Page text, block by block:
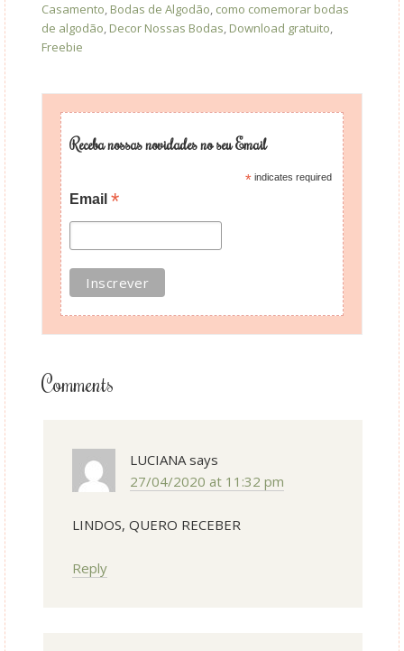
Casamento, Bodas de Algodão, como comemorar bodas
de algodão, Decor Nossas Bodas, Download gratuito,
Freebie
Receba nossas novidades no seu Email
*indicates required
Email*
Comments
LUCIANA says
27/04/2020 at 11:32 pm
LINDOS, QUERO RECEBER
Reply